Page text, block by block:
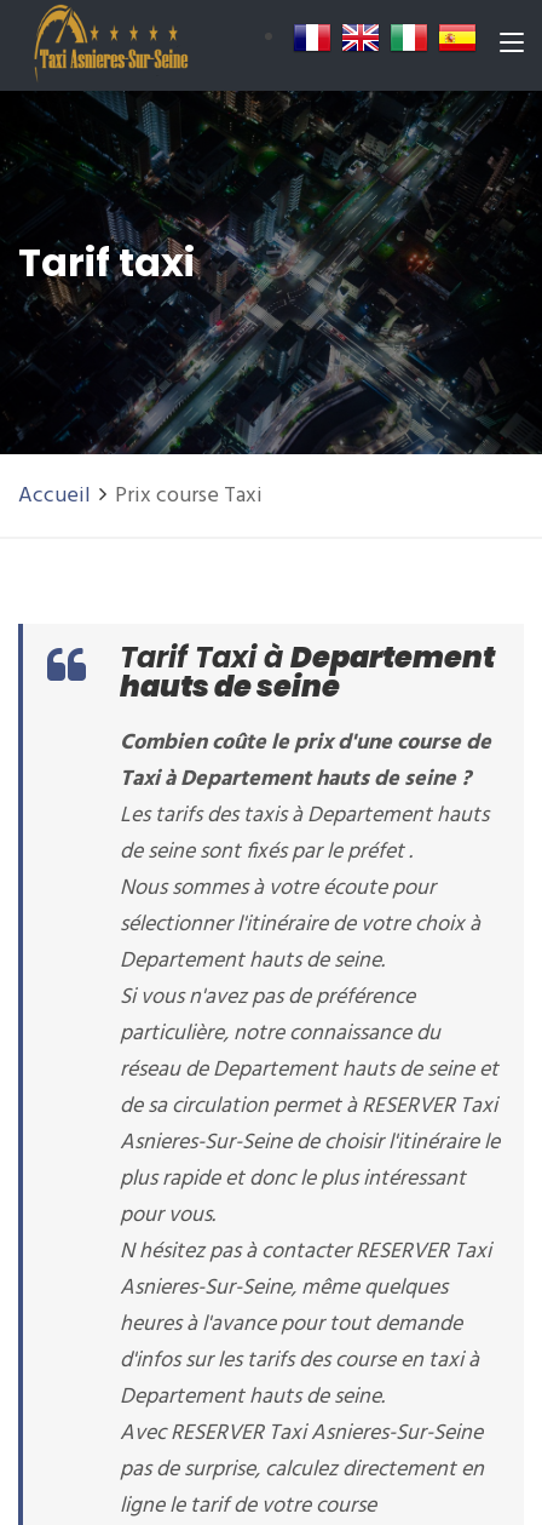
Tarif taxi
Accueil Prix course Taxi
Tarif Taxi àDepartement
hauts de seine
Combien coûte le prix d'une course de
Taxi à Departement hauts de seine ?
Les tarifs des taxis à Departement hauts
de seine sont fixés par le préfet .
Nous sommes à votre écoute pour
sélectionner l'itinéraire de votre choix à
Departement hauts de seine.
Si vous n'avez pas de préférence
particulière, notre connaissance du
réseau de Departement hauts de seine et
de sa circulation permet à RESERVER Taxi
Asnieres-Sur-Seine de choisir l'itinéraire le
plus rapide et donc le plus intéressant
pour vous.
N hésitez pas à contacter RESERVER Taxi
Asnieres-Sur-Seine, même quelques
heures à l'avance pour tout demande
d'infos sur les tarifs des course en taxi à
Departement hauts de seine.
Avec RESERVER Taxi Asnieres-Sur-Seine
pas de surprise, calculez directement en
ligne le tarif de votre course